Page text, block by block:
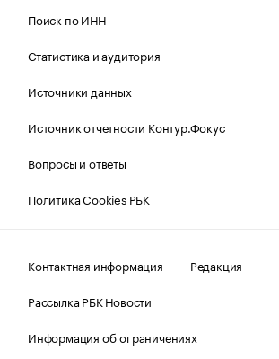
Поиск по ИНН
Статистика и аудитория
Источники данных
Источник отчетности Контур.Фокус
Вопросы и ответы
Политика Cookies РБК
Контактная информация
Редакция
Рассылка РБК Новости
Информация об ограничениях